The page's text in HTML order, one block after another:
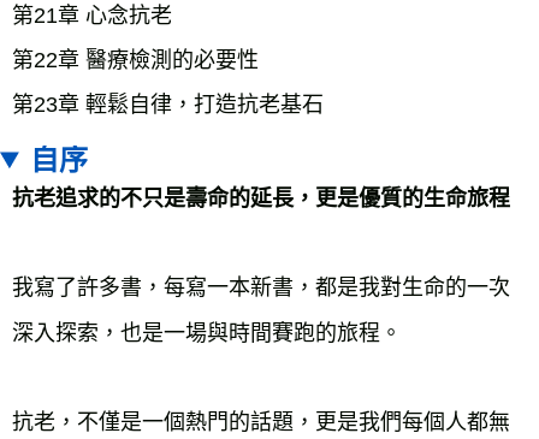
第21章 心念抗老
第22章 醫療檢測的必要性
第23章 輕鬆自律，打造抗老基石
自序
抗老追求的不只是壽命的延長，更是優質的生命旅程
我寫了許多書，每寫一本新書，都是我對生命的一次
深入探索，也是一場與時間賽跑的旅程。
抗老，不僅是一個熱門的話題，更是我們每個人都無